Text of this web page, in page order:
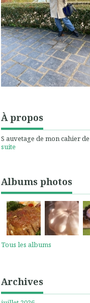
À propos
S auvetage de mon cahier
suite
Albums photos
Tous les albums
Archives